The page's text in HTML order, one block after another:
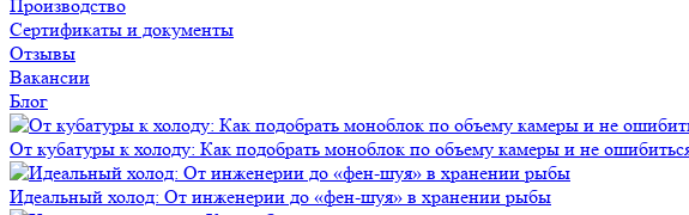
Производство
Сертификаты и документы
Отзывы
Вакансии
Блог
От кубатуры к холоду: Как подобрать моноблок по объему камеры и не
Идеальный холод: От инженерии до «фен-шуя» в хранении рыбы